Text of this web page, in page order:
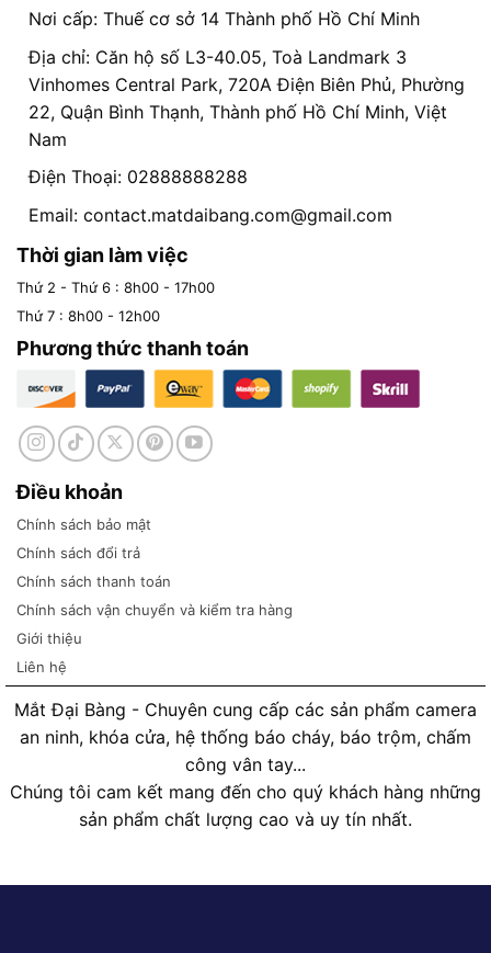
Nơi cấp: Thuế cơ sở 14 Thành phố Hồ Chí Minh
Địa chỉ: Căn hộ số L3-40.05, Toà Landmark 3
Vinhomes Central Park, 720A Điện Biên Phủ, Phường
22, Quận Bình Thạnh, Thành phố Hồ Chí Minh, Việt
Nam
Điện Thoại: 02888888288
Email: contact.matdaibang.com@gmail.com
Thời gian làm việc
Thứ 2 - Thứ 6 : 8h00 - 17h00
Thứ 7 : 8h00 - 12h00
Phương thức thanh toán
Điều khoản
Chính sách bảo mật
Chính sách đổi trả
Chính sách thanh toán
Chính sách vận chuyển và kiểm tra hàng
Giới thiệu
Liên hệ
Mắt Đại Bàng - Chuyên cung cấp các sản phẩm camera
an ninh, khóa cửa, hệ thống báo cháy, báo trộm, chấm
công vân tay...
Chúng tôi cam kết mang đến cho quý khách hàng những
sản phẩm chất lượng cao và uy tín nhất.